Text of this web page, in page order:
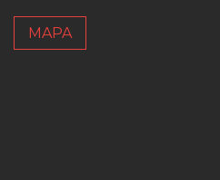
MAPA